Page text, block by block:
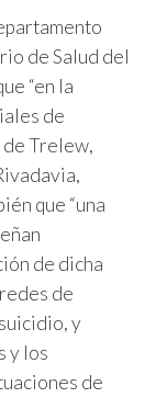
de Salud del
“en la
de
Trelew,
que “una
de dicha
de
y
y los
de